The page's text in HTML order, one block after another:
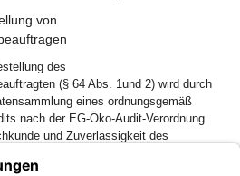
von
des
(§ 64 Abs. 1und 2) wird durch
eines ordnungsgemäß
nach der EG-Öko-Audit-Verordnung
und Zuverlässigkeit des